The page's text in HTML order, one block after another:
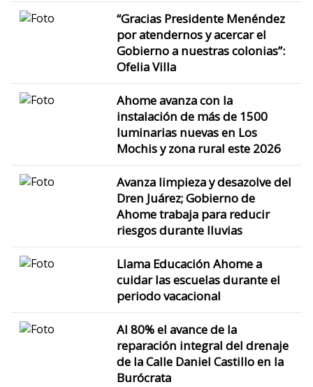
“Gracias Presidente Menéndez
por atendernos y acercar el
Gobierno a nuestras colonias”:
Ofelia Villa
Ahome avanza con la
instalación de más de 1500
luminarias nuevas en Los
Mochis y zona rural este 2026
Avanza limpieza y desazolve del
Dren Juárez; Gobierno de
Ahome trabaja para reducir
riesgos durante lluvias
Llama Educación Ahome a
cuidar las escuelas durante el
periodo vacacional
Al 80% el avance de la
reparación integral del drenaje
de la Calle Daniel Castillo en la
Burócrata